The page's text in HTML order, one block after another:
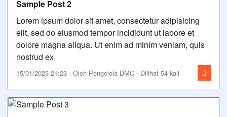
Sample Post 2
Lorem ipsum dolor sit amet, consectetur adipisicing
elit, sed do eiusmod tempor incididunt ut labore et
dolore magna aliqua. Ut enim ad minim veniam, quis
nostrud ex
15/01/2023 21:23 - Oleh Pengelola DMC - Dilihat 54 kali